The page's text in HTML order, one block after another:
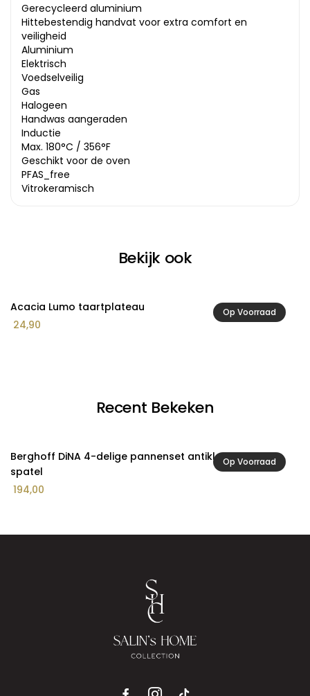
Gerecycleerd aluminium
Hittebestendig handvat voor extra comfort en
veiligheid
Aluminium
Elektrisch
Voedselveilig
Gas
Halogeen
Handwas aangeraden
Inductie
Max. 180°C / 356°F
Geschikt voor de oven
PFAS_free
Vitrokeramisch
Bekijk ook
Op Voorraad
Acacia Lumo taartplateau
24,90
Recent Bekeken
Op Voorraad
Berghoff DiNA 4-delige pannenset antikleef Helix met
spatel
194,00